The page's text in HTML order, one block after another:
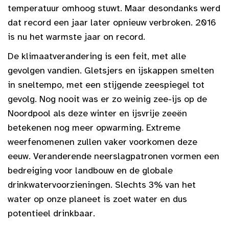
temperatuur omhoog stuwt. Maar desondanks werd
dat record een jaar later opnieuw verbroken. 2016
is nu het warmste jaar on record.
De klimaatverandering is een feit, met alle
gevolgen vandien. Gletsjers en ijskappen smelten
in sneltempo, met een stijgende zeespiegel tot
gevolg. Nog nooit was er zo weinig zee-ijs op de
Noordpool als deze winter en ijsvrije zeeën
betekenen nog meer opwarming. Extreme
weerfenomenen zullen vaker voorkomen deze
eeuw. Veranderende neerslagpatronen vormen een
bedreiging voor landbouw en de globale
drinkwatervoorzieningen. Slechts 3% van het
water op onze planeet is zoet water en dus
potentieel drinkbaar.